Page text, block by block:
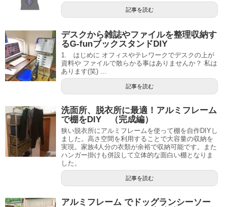
記事を読む
デスクから雑誌やファイルを整理収納す
るG-funブックスタンドDIY
1. はじめに オフィスやテレワークでデスクの上が
資料や ファイルで散らかる事はありませんか？ 私は
あります(笑) ...
記事を読む
洗面所、脱衣所に最適！アルミフレーム
で棚をDIY （完成編）
狭い脱衣所にアルミフレームを使って棚を自作DIYし
ました。高さ空間を利用することで大容量の収納を
実現。家族4人分の衣類が余裕で収納可能です。また
ハンガー掛けも併設して立体的な面白い棚となりま
した。
記事を読む
アルミフレーム でドッグランシーソー